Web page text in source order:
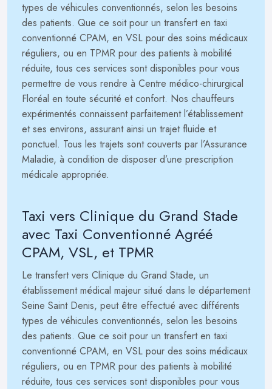
types de véhicules conventionnés, selon les besoins
des patients. Que ce soit pour un transfert en taxi
conventionné CPAM, en VSL pour des soins médicaux
réguliers, ou en TPMR pour des patients à mobilité
réduite, tous ces services sont disponibles pour vous
permettre de vous rendre à Centre médico-chirurgical
Floréal en toute sécurité et confort. Nos chauffeurs
expérimentés connaissent parfaitement l’établissement
et ses environs, assurant ainsi un trajet fluide et
ponctuel. Tous les trajets sont couverts par l’Assurance
Maladie, à condition de disposer d’une prescription
médicale appropriée.
Taxi vers Clinique du Grand Stade
avec Taxi Conventionné Agréé
CPAM, VSL, et TPMR
Le transfert vers Clinique du Grand Stade, un
établissement médical majeur situé dans le département
Seine Saint Denis, peut être effectué avec différents
types de véhicules conventionnés, selon les besoins
des patients. Que ce soit pour un transfert en taxi
conventionné CPAM, en VSL pour des soins médicaux
réguliers, ou en TPMR pour des patients à mobilité
réduite, tous ces services sont disponibles pour vous